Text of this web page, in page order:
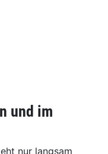
und im
nur langsam